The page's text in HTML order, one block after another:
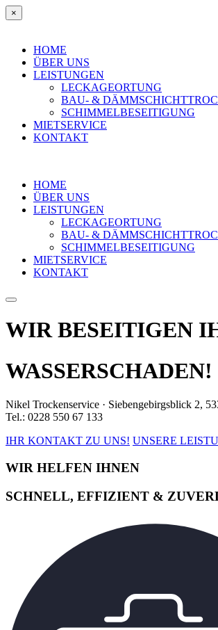
×
HOME
ÜBER UNS
LEISTUNGEN
LECKAGEORTUNG
BAU- &
SCHIMMELBESEITIGUNG
MIETSERVICE
KONTAKT
HOME
ÜBER UNS
LEISTUNGEN
LECKAGEORTUNG
BAU- &
SCHIMMELBESEITIGUNG
MIETSERVICE
KONTAKT
WIR BESEITIGEN
WASSERSCHADEN!
Nikel Trockenservice · Siebengebirgsblick 2,
Tel.: 0228 550 67 133
IHR KONTAKT ZU UNS! UNSERE
WIR HELFEN IHNEN
SCHNELL, EFFIZIENT &